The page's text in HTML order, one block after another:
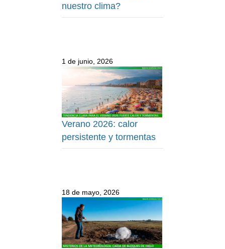
nuestro clima?
1 de junio, 2026
Verano 2026: calor
persistente y tormentas
18 de mayo, 2026